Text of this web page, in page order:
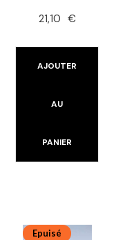
21,10 €
AJOUTER
AU
PANIER
Epuisé